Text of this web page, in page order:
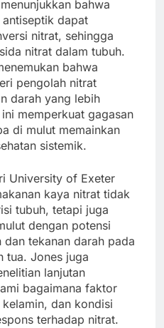
bahwa
dapat
nitrat, sehingga
nitrat dalam tubuh.
bahwa
pengolah nitrat
darah yang lebih
memperkuat gagasan
di mulut memainkan
sistemik.
University of Exeter
kaya nitrat tidak
tubuh, tetapi juga
dengan potensi
dan tekanan darah pada
tua. Jones juga
lanjutan
bagaimana faktor
dan kondisi
terhadap nitrat.